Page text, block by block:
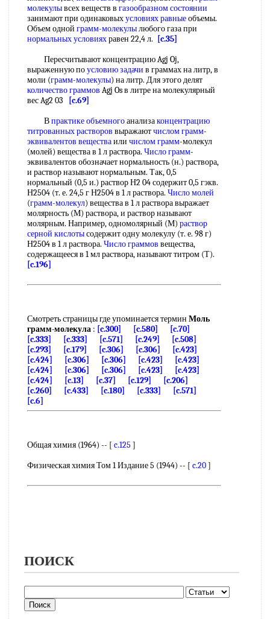
молекулывсех веществ в газообразном состоянии
занимают при одинаковыхусловиях равныеобъемы.
Объем одной грамм-молекулылюбого газа при
нормальных условияхравен 22,4 л.
[c.35]
Пересчитывают концентрацию Agj Oj,
выраженную поусловию задачи в граммах на литр, в
моли (грамм-молекулы) на литр. Для этого делят
количество граммов Agj Os в литре на молекулярный
вес Ag2 03
[c.69]
Впрактике объемногоанализаконцентрацию
титрованных растворов выражаютчислом грамм-
эквивалентов веществаили числом грамм-молекул
(молей) вещества в 1 л раствора. Число грамм-
эквивалентов обозначает нормальность (н.) раствора,
и раствор называют нормальным. Так, 0,5
нормальный (0,5 и.) раствор Н2 04 содержит 0,5 гэкв.
Н2504 (т. е. 24,5 г Н2504 в 1 л раствора. Число молей
(грамм-молекул) вещества в 1 л раствора выражает
молярность (М) раствора, и раствор называют
молярным. Например, одномолярный (М) раствор
серной кислотысодержит одну молекулу (т. е. 98 г)
Н2504 в 1 л раствора. Число граммов вещества,
содержащееся в 1 мл раствора, называют титром (Т).
[c.196]
Смотреть страницы где упоминается термин Моль
грамм-молекула : [c.300] [c.580]
[c.70]
[c.333]
[c.333] [c.571] [c.249]
[c.508]
[c.293]
[c.179] [c.306] [c.306]
[c.423]
[c.424]
[c.306] [c.306] [c.423]
[c.423]
[c.424]
[c.306] [c.306] [c.423]
[c.423]
[c.424]
[c.13] [c.37] [c.129]
[c.206]
[c.260]
[c.433] [c.180] [c.333]
[c.571]
[c.6]
Общая химия (1964) -- [ c.125 ]
Физическая химия Том 1 Издание 5 (1944) -- [ c.20]
ПОИСК